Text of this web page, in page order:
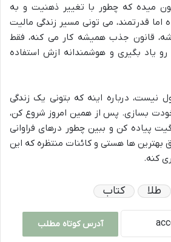
میده که چطور با تغییر ذهنیت و به
اما قدرتمند، می تونی مسیر زندگی مالیت
قانون جذب همیشه کار می کنه، فقط
یاد بگیری و هوشمندانه ازش استفاده
نیست، درباره اینه که بتونی یک زندگی
خودت بسازی. پس از همین امروز شروع کن،
پیاده کن و ببین چطور درهای فراوانی
بهترین ها هستی و کائنات منتظره که این
کنه.
طلا کتاب
آدرس کوتاه مطلب